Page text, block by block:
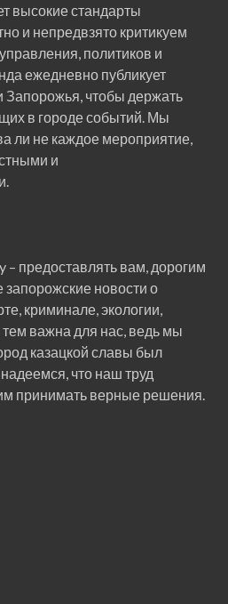
высокие стандарты
и непредвзято критикуем
политиков и
ежедневно публикует
чтобы держать
в городе событий. Мы
ли не каждое мероприятие,
и
– предоставлять вам, дорогим
запорожские новости о
криминале, экологии,
важна для нас, ведь мы
казацкой славы был
что наш труд
принимать верные решения.